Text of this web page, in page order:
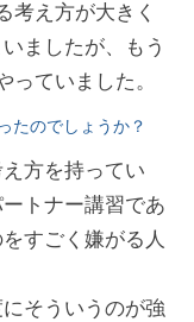
考え方が大きく
ましたが、もう
っていました。
たのでしょうか？
方を持ってい
トナー講習であ
すごく嫌がる人
そういうのが強